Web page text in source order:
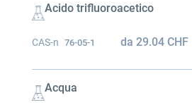
Acido trifluoroacetico
CAS-n 76-05-1 da29.04CHF
Acqua